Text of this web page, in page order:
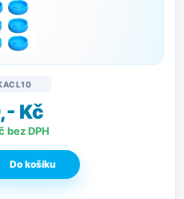
Kč
bez DPH